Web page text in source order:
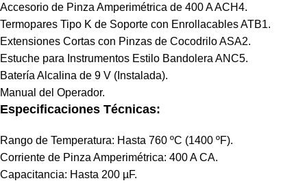
Accesorio de Pinza Amperimétrica de 400 A ACH4.
Termopares Tipo K de Soporte con Enrollacables ATB1.
Extensiones Cortas con Pinzas de Cocodrilo ASA2.
Estuche para Instrumentos Estilo Bandolera ANC5.
Batería Alcalina de 9 V (Instalada).
Manual del Operador.
Especificaciones Técnicas:
Rango de Temperatura: Hasta 760 ºC (1400 ºF).
Corriente de Pinza Amperimétrica: 400 A CA.
Capacitancia: Hasta 200 µF.